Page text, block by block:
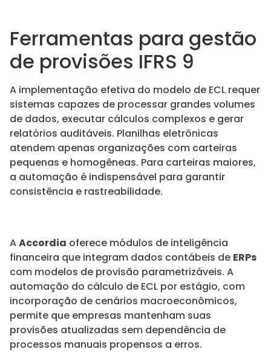
Ferramentas para gestão
de provisões IFRS 9
A implementação efetiva do modelo de ECL requer
sistemas capazes de processar grandes volumes
de dados, executar cálculos complexos e gerar
relatórios auditáveis. Planilhas eletrônicas
atendem apenas organizações com carteiras
pequenas e homogêneas. Para carteiras maiores,
a automação é indispensável para garantir
consistência e rastreabilidade.
AAccordia oferece módulos de inteligência
financeira que integram dados contábeis de ERPs
com modelos de provisão parametrizáveis. A
automação do cálculo de ECL por estágio, com
incorporação de cenários macroeconômicos,
permite que empresas mantenham suas
provisões atualizadas sem dependência de
processos manuais propensos a erros.